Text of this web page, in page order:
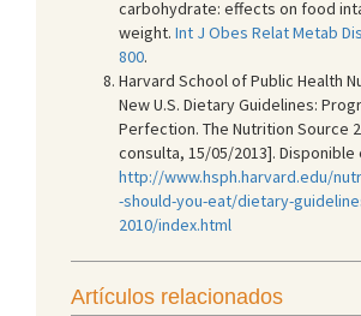
carbohydrate: effects on food
weight. Int J Obes Relat Metab
800.
Harvard School of Public Health
New U.S. Dietary Guidelines:
Perfection. The Nutrition Source
consulta, 15/05/2013]. Disponible
http://www.hsph.harvard.edu/
-should-you-eat/dietary-
2010/index.html
Artículos relacionados